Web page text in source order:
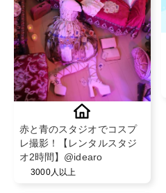
赤と青のスタジオでコスプ
レ撮影！【レンタルスタジ
オ2時間】@idearo
3000人以上